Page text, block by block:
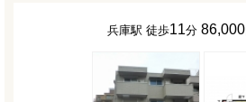
兵庫駅 徒歩11分 86,000